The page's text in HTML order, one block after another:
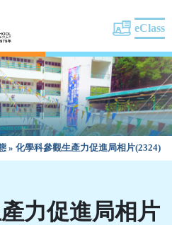
eClass
» 化學科參觀生產力促進局相片(2324)
力促進局相片